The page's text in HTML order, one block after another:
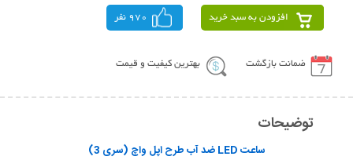
افزودن به سبد خرید 970 نفر
ضمانت بازگشت بهترین کیفیت و قیمت
توضیحات
ساعت LED ضد آب طرح اپل واچ (سری 3)